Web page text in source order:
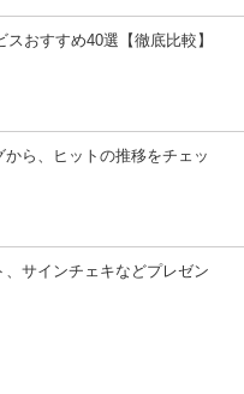
おすすめ40選【徹底比較】
ら、ヒットの推移をチェッ
サインチェキなどプレゼン